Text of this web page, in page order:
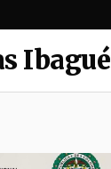
Ibagué